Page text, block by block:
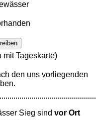
mit Tageskarte)
den uns vorliegenden
Sieg sind vor Ort